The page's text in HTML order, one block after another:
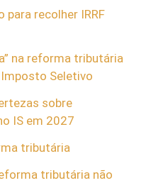
recolher IRRF
na reforma tributária
Seletivo
sobre
IS em 2027
tributária
tributária não